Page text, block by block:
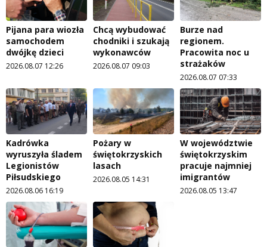
Pijana para wiozła
samochodem
dwójkę dzieci
2026.08.07 12:26
Chcą wybudować
chodniki i szukają
wykonawców
2026.08.07 09:03
Burze nad
regionem.
Pracowita noc u
strażaków
2026.08.07 07:33
Kadrówka
wyruszyła śladem
Legionistów
Piłsudskiego
2026.08.06 16:19
Pożary w
świętokrzyskich
lasach
2026.08.05 14:31
W województwie
świętokrzyskim
pracuje najmniej
imigrantów
2026.08.05 13:47